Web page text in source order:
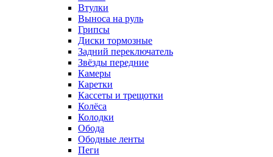
Втулки
Выноса на руль
Грипсы
Диски тормозные
Задний переключатель
Звёзды передние
Камеры
Каретки
Кассеты и трещотки
Колёса
Колодки
Обода
Ободные ленты
Пеги